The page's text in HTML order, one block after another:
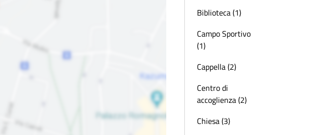
Biblioteca (1)
Campo Sportivo
(1)
Cappella (2)
Centro di
accoglienza (2)
Chiesa (3)